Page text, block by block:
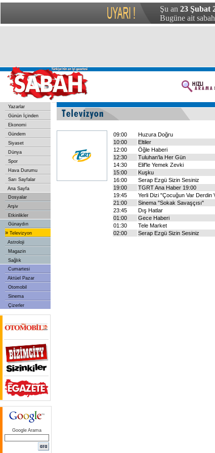
Şu an 23 Şubat
Bugüne ait
Yazarlar
Günün İçinden
Ekonomi
Gündem
Siyaset
Dünya
Spor
Hava Durumu
Sarı Sayfalar
Ana Sayfa
Dosyalar
Arşiv
Etkinlikler
Günaydın
» Televizyon
Astroloji
Magazin
Sağlık
Cumartesi
Aktüel Pazar
Otomobil
Sinema
Çizerler
Google Arama
09:00
Huzura Doğru
10:00
Eltiler
12:00
Öğle Haberi
12:30
Tuluhan'la Her Gün
14:30
Elif'le Yemek Zevki
15:00
Kuşku
16:00
Serap Ezgü Sizin Sesiniz
19:00
TGRT Ana Haber 19:00
19:45
Yerli Dizi "Çocuğun Var Derdin
21:00
Sinema "Sokak Savaşçısı"
23:45
Dış Hatlar
01:00
Gece Haberi
01:30
Tele Market
02:00
Serap Ezgü Sizin Sesiniz